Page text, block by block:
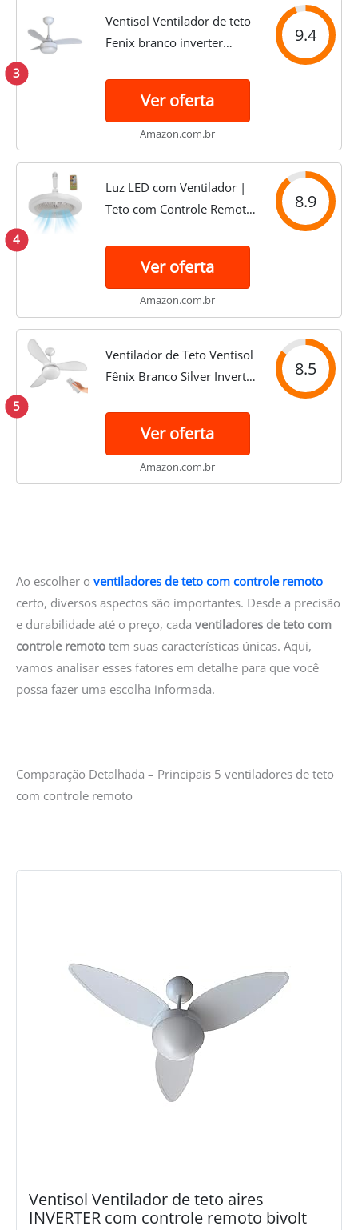
3
Ventisol Ventilador de teto
Fenix branco inverter
14218
9.4
Ver oferta
Amazon.com.br
4
Luz LED com Ventilador |
Teto com Controle Remoto
velocidades, luz LED
regulável, luminária para
quarto infantil, sala estar
Shangjia
8.9
Ver oferta
Amazon.com.br
5
Ventilador de Teto Ventisol
Fênix Branco Silver Inverter
Velocidades Bivolt
8.5
Ver oferta
Amazon.com.br
Ao escolher o ventiladores de teto com controle remoto
certo, diversos aspectos são importantes. Desde a precisão
e durabilidade até o preço, cada ventiladores de teto com
controle remoto tem suas características únicas. Aqui,
vamos analisar esses fatores em detalhe para que você
possa fazer uma escolha informada.
Comparação Detalhada – Principais 5 ventiladores de teto
com controle remoto
Ventisol Ventilador de teto aires
INVERTER com controle remoto bivolt